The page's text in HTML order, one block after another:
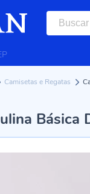
Camisetas e Regatas